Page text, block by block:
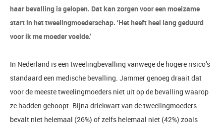
haar bevalling is gelopen. Dat kan zorgen voor een moeizame
start in het tweelingmoederschap. ‘Het heeft heel lang geduurd
voor ik me moeder voelde.’
In Nederland is een tweelingbevalling vanwege de hogere risico’s
standaard een medische bevalling. Jammer genoeg draait dat
voor de meeste tweelingmoeders niet uit op de bevalling waarop
ze hadden gehoopt. Bijna driekwart van de tweelingmoeders
bevalt niet helemaal (26%) of zelfs helemaal niet (42%) zoals